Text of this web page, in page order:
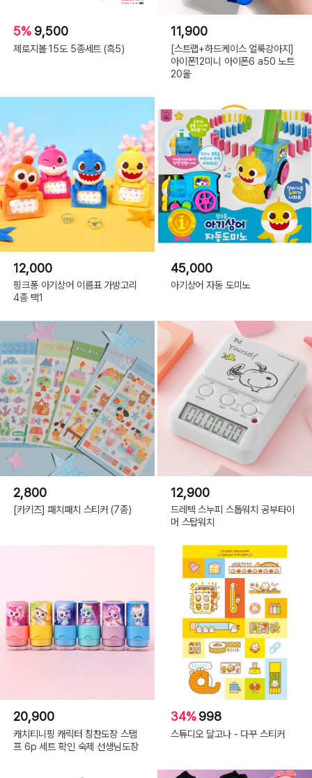
5% 9,500
제로지볼 15도 5종세트 (흑5)
11,900
[스트랩+하드케이스 얼룩강아지]
아이폰12미니 아이폰6 a50 노트
20울
12,000
핑크퐁 아기상어 이름표 가방고리
4종 택1
45,000
아기상어 자동 도미노
2,800
[카키즈] 패치패치 스티커 (7종)
12,900
드레텍 스누피 스톱워치 공부타이
머 스탑워치
20,900
캐치티니핑 캐릭터 칭찬도장 스탬
프 6p 세트 확인 숙제 선생님도장
34%998
스튜디오 달고나 - 다꾸 스티커